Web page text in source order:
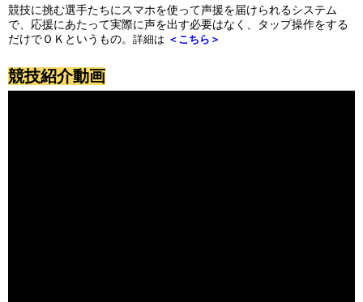
競技に挑む選手たちにスマホを使って声援を届けられるシステム
で、応援にあたって実際に声を出す必要はなく、タップ操作をする
だけでＯＫというもの。 詳細は ＜こちら＞
競技紹介動画